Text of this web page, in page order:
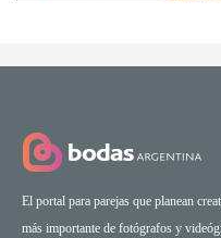
El portal para parejas que planean
más importante de fotógrafos y